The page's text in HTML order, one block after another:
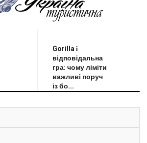
Gorilla і
відповідальна
гра: чому ліміти
важливі поруч
із бо...